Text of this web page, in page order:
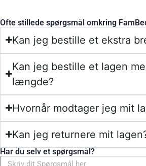
Ofte stillede spørgsmål omkring
Kan jeg bestille et ekstra
Kan jeg bestille et lagen
længde?
Hvornår modtager jeg mit
Kan jeg returnere mit
Har du selv et spørgsmål?